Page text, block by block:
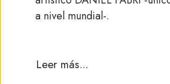
a nivel mundial-.
Leer más...